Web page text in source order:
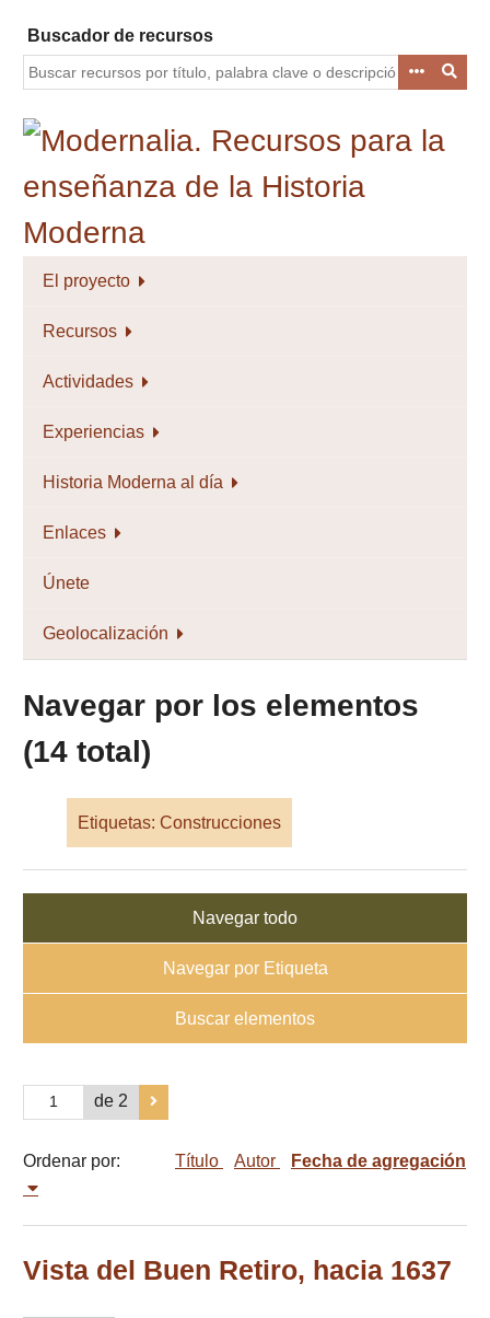
contenido
principal
Buscador de recursos
El proyecto
Recursos
Actividades
Experiencias
Historia Moderna al día
Enlaces
Únete
Geolocalización
Navegar por los elementos
(14 total)
Etiquetas: Construcciones
Navegar todo
Navegar por Etiqueta
Buscar elementos
de 2
Ordenar por: Título Autor Fecha de agregación
Vista del Buen Retiro, hacia 1637